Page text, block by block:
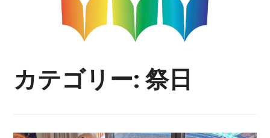
カテゴリー:祭日